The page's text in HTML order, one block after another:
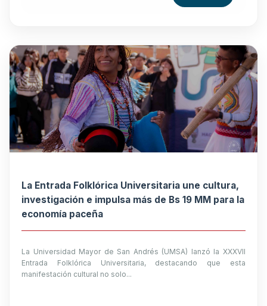
La Entrada Folklórica Universitaria une cultura,
investigación e impulsa más de Bs 19 MM para la
economía paceña
La Universidad Mayor de San Andrés (UMSA) lanzó la XXXVII
Entrada Folklórica Universitaria, destacando que esta
manifestación cultural no solo...